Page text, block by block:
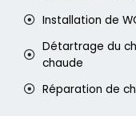
Installation de
Détartrage du
chaude
Réparation de